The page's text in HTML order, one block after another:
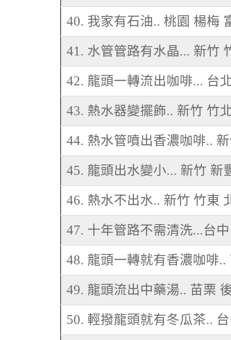
40. 我家有石油.. 桃園 楊梅
41. 水管管路有水晶... 新竹
42. 龍頭一轉流出咖啡... 台
43. 熱水器變擺飾.. 新竹 竹
44. 熱水管噴出香濃咖啡..
45. 龍頭出水變小... 新竹 新
46. 熱水不出水.. 新竹 竹東
47. 十年管路不需清洗...台
48. 龍頭一轉就有香濃咖啡
49. 龍頭流出中藥湯.. 苗栗
50. 輕撥龍頭就有冬瓜茶..